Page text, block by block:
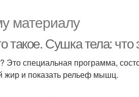
материалу
такое. Сушка тела: что
Это специальная программа,
жир и показать рельеф мышц.